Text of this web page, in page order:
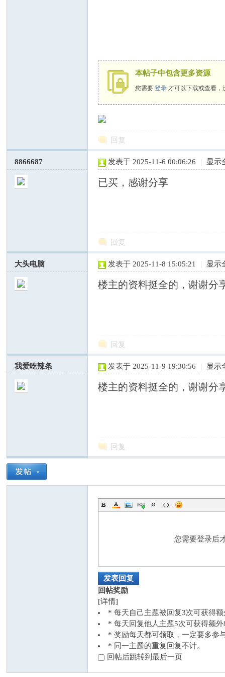
本帖子中包含更多资源
您需要登录 才可以下载或查看
回复
8866687 发表于 2025-11-6 00:06:26 | 显示
已买，感谢分享
回复
大头电脑 发表于 2025-11-8 15:05:21 | 显示
楼主的资料挺全的，谢谢分
回复
我爱吃辣条 发表于 2025-11-9 19:30:56 | 显示
楼主的资料挺全的，谢谢分
回复
您需要登录后
发表回复
回帖奖励
[详情]
* 每天自己主题被回复3次可获得
* 每天回复他人主题5次可获得额
* 奖励每天都可领取，一定要多参
* 同一主题的重复回复不计。
回帖后跳转到最后一页